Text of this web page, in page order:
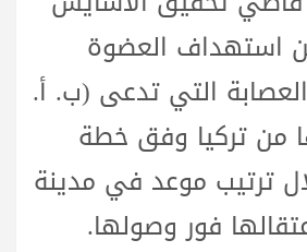
استهداف العضوة
التي تدعى (ب. أ.
من تركيا وفق خطة
ترتيب موعد في مدينة
فور وصولها.